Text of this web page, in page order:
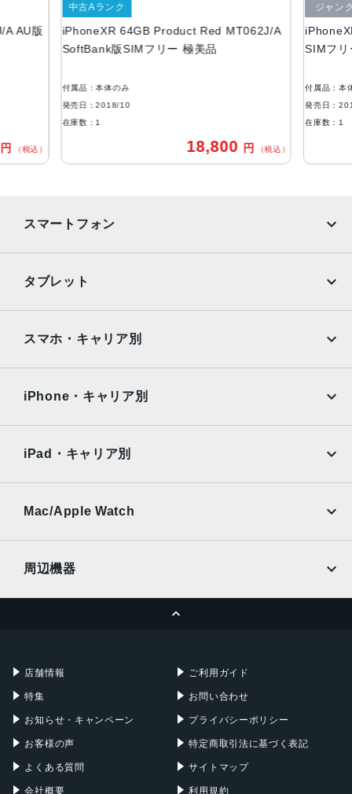
6.1インチ(1,792ｘ828)Liquid Retina HDディスプレイ
FaceID
発売日
A AU版
円 （税込）
iPhoneXR 64GB Product Red MT062J/A
SoftBank版SIMフリー 極美品
中古Aランク
付属品：本体のみ
発売日：2018/10
在庫数：1
18,800 円 （税込）
SIMフリ
ジャン
付属品：本
発売日：
在庫数：1
スマートフォン
AQUOS
OPPO Android
タブレット
Surface
Xiaomi Tablet
スマホ・キャリア別
Ymobile
UQmobile
iPhone・キャリア別
Ymobile
UQmobile
iPad・キャリア別
Mac/Apple Watch
周辺機器
店舗情報
特集
お知らせ・キャンペーン
お客様の声
よくある質問
会社概要
ご利用ガイド
お問い合わせ
プライバシーポリシー
特定商取引法に基づく表記
サイトマップ
利用規約